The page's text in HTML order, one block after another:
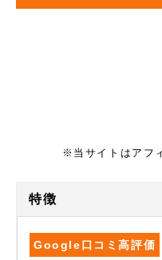
※当サイトはアフ
特徴
Google口コミ高評価